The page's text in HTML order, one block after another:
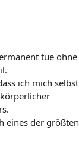
tue ohne
ich mich selbst
eines der größten